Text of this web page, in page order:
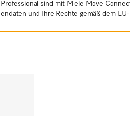
sind mit Miele Move
und Ihre Rechte gemäß dem